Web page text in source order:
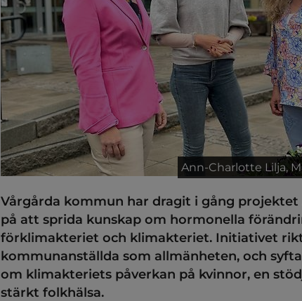
Ann-Charlotte Lilja,
Vårgårda kommun har dragit i gång projektet
på att sprida kunskap om hormonella
förklimakteriet och klimakteriet. Initiativet
kommunanställda som allmänheten, och
om klimakteriets påverkan på kvinnor, en
stärkt folkhälsa.